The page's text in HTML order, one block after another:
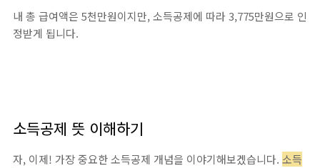
내 총 급여액은 5천만원이지만, 소득공제에 따라 3,775만원으로 인
정받게 됩니다.
소득공제 뜻 이해하기
자, 이제! 가장 중요한 소득공제 개념을 이야기해보겠습니다. 소득